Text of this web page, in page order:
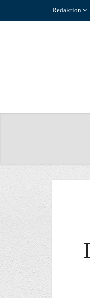
Redaktion